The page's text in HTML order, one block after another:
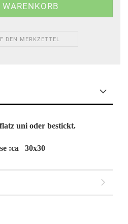
DEN MERKZETTEL
uni oder bestickt.
:ca 30x30